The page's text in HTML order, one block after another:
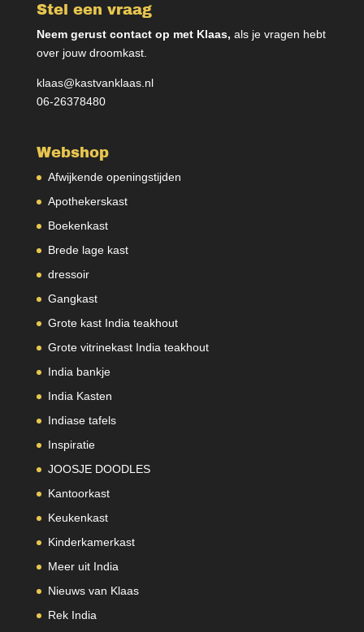
Stel een vraag
Neem gerust contact op met Klaas, als je vragen hebt
over jouw droomkast.
klaas@kastvanklaas.nl
06-26378480
Webshop
Afwijkende openingstijden
Apothekerskast
Boekenkast
Brede lage kast
dressoir
Gangkast
Grote kast India teakhout
Grote vitrinekast India teakhout
India bankje
India Kasten
Indiase tafels
Inspiratie
JOOSJE DOODLES
Kantoorkast
Keukenkast
Kinderkamerkast
Meer uit India
Nieuws van Klaas
Rek India